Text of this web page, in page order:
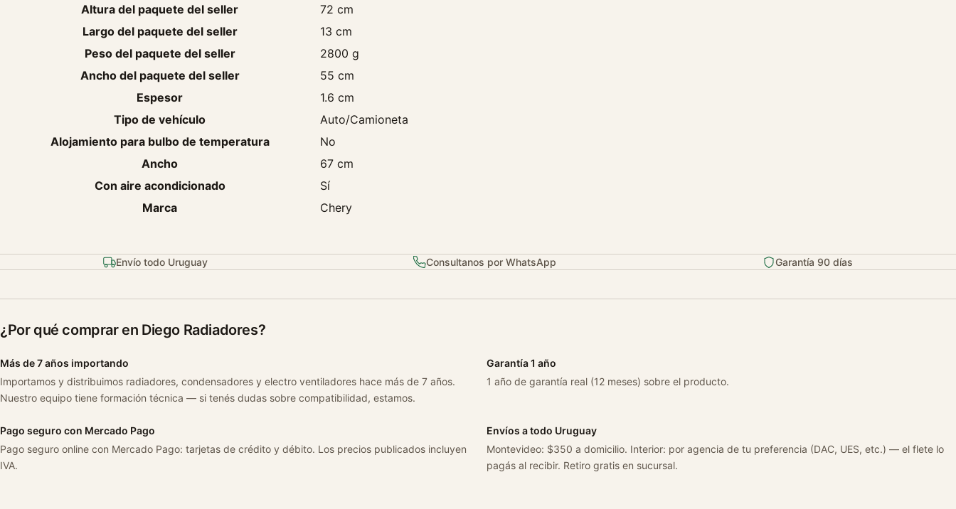
a
n
i
Altura del paquete del seller
72 cm
Largo del paquete del seller
13 cm
Peso del paquete del seller
2800 g
Ancho del paquete del seller
55 cm
Espesor
1.6 cm
Tipo de vehículo
Auto/Camioneta
Alojamiento para bulbo de temperatura
No
Ancho
67 cm
Con aire acondicionado
Sí
Marca
Chery
Envío todo Uruguay Consultanos por WhatsApp Garantía 90 días
¿Por qué comprar en Diego Radiadores?
Más de 7 años importando
Importamos y distribuimos radiadores, condensadores y electro ventiladores hace más de 7 años.
Nuestro equipo tiene formación técnica — si tenés dudas sobre compatibilidad, estamos.
Garantía 1 año
1 año de garantía real (12 meses) sobre el producto.
Pago seguro con Mercado Pago
Pago seguro online con Mercado Pago: tarjetas de crédito y débito. Los precios publicados incluyen
IVA.
Envíos a todo Uruguay
Montevideo: $350 a domicilio. Interior: por agencia de tu preferencia (DAC, UES, etc.) — el flete lo
pagás al recibir. Retiro gratis en sucursal.